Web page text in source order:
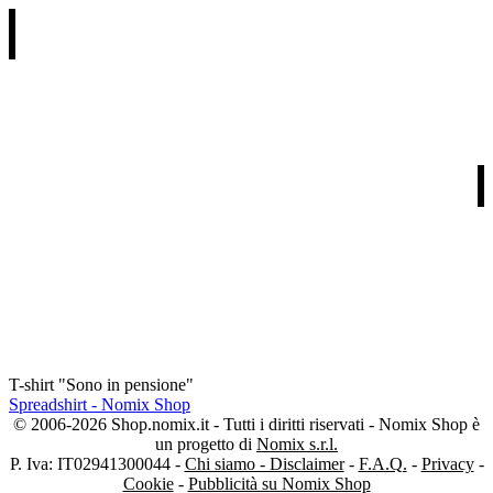
T-shirt "Sono in pensione"
Spreadshirt - Nomix Shop
© 2006-2026 Shop.nomix.it - Tutti i diritti riservati - Nomix Shop è
un progetto di Nomix s.r.l.
P. Iva: IT02941300044 - Chi siamo - Disclaimer- F.A.Q. - Privacy-
Cookie- Pubblicità su Nomix Shop